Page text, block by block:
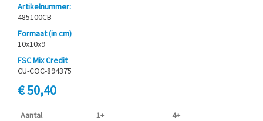
Artikelnummer:
485100CB
Formaat (in cm)
10x10x9
FSC Mix Credit
CU-COC-894375
€ 50,40
Aantal 1+ 4+